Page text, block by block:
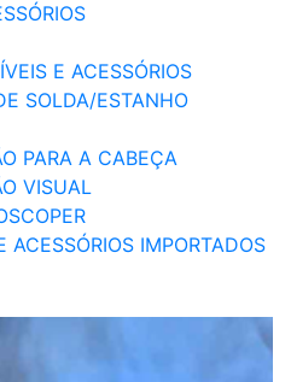
E ACESSÓRIOS
SOLDA/ESTANHO
PARA A CABEÇA
VISUAL
ACESSÓRIOS IMPORTADOS